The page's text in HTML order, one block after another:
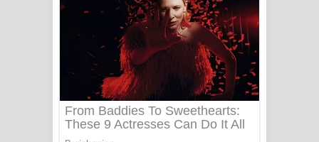
Gemak Deela Song Lyrics - ගේමක් දීලා
ගීතයේ පද පෙළ
Niwuna Numba Hinda Song Lyrics -
නිවුනා නුඹ හින්දා ගීතයේ පද පෙළ
Numba Dun Aadare Song Lyrics - නුඹ